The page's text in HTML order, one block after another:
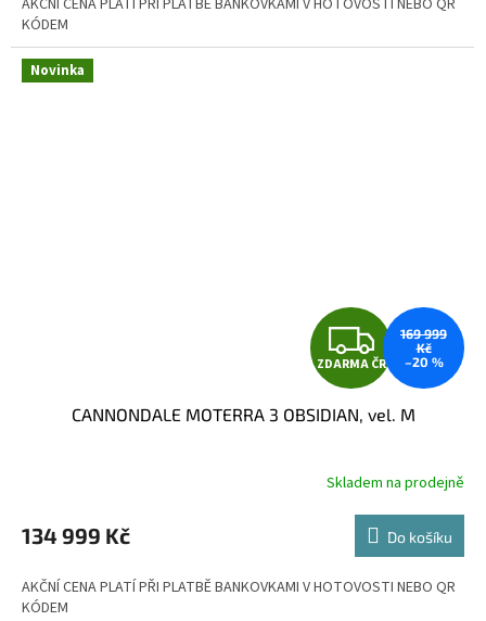
AKČNÍ CENA PLATÍ PŘI PLATBĚ BANKOVKAMI V HOTOVOSTI NEBO QR
KÓDEM
Novinka
Z
D
A
R
M
A
ZDARMA ČR
169 999
Kč
–20 %
CANNONDALE MOTERRA 3 OBSIDIAN, vel. M
Skladem na prodejně
134 999 Kč Do košíku
AKČNÍ CENA PLATÍ PŘI PLATBĚ BANKOVKAMI V HOTOVOSTI NEBO QR
KÓDEM